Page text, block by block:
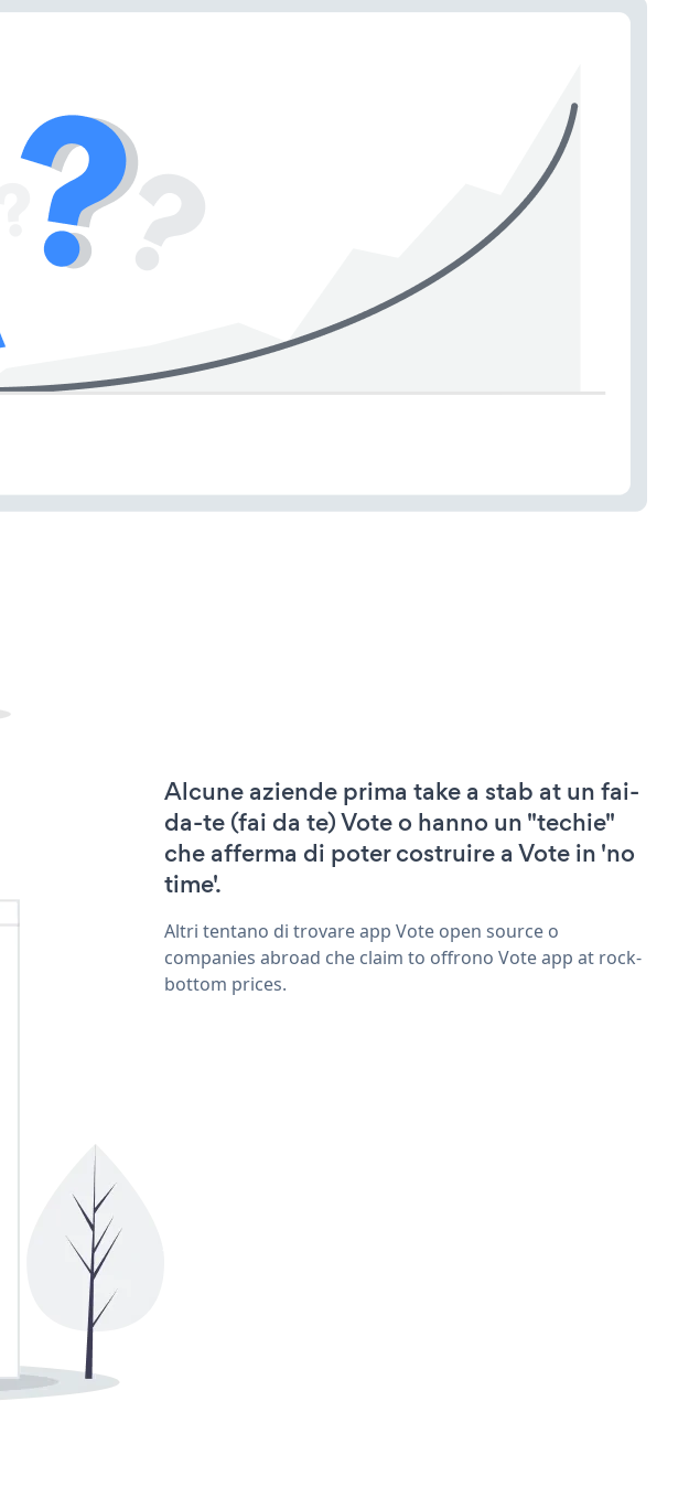
Alcune aziende prima take a stab at un fai-
da-te (fai da te) Vote o hanno un "techie"
che afferma di poter costruire a Vote in 'no
time'.
Altri tentano di trovare app Vote open source o
companies abroad che claim to offrono Vote app at rock-
bottom prices.